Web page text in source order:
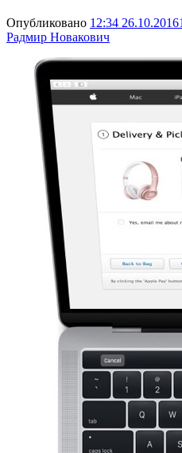
Опубликовано 12:34 26.10.2016
Радмир Новакович